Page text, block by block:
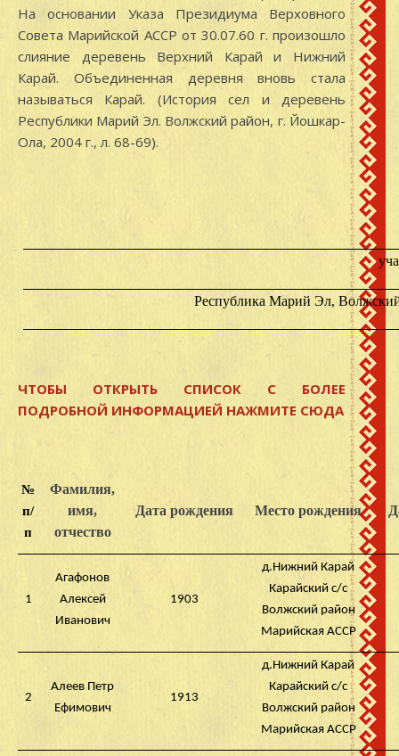
На основании Указа Президиума Верховного
Совета Марийской АССР от 30.07.60 г. произошло
слияние деревень Верхний Карай и Нижний
Карай. Объединенная деревня вновь стала
называться Карай. (История сел и деревень
Республики Марий Эл. Волжский район, г. Йошкар-
Ола, 2004 г., л. 68-69).
Республика Марий Эл,
ЧТОБЫ ОТКРЫТЬ СПИСОК С БОЛЕЕ
ПОДРОБНОЙ ИНФОРМАЦИЕЙ НАЖМИТЕ СЮДА
№
п/
п
Фамилия,
имя,
отчество
Дата рождения Место рождения
1
Агафонов
Алексей
Иванович
1903
д.Нижний Карай
Карайский с/с
Волжский район
Марийская АССР
2
Алеев Петр
Ефимович
1913
д.Нижний Карай
Карайский с/с
Волжский район
Марийская АССР